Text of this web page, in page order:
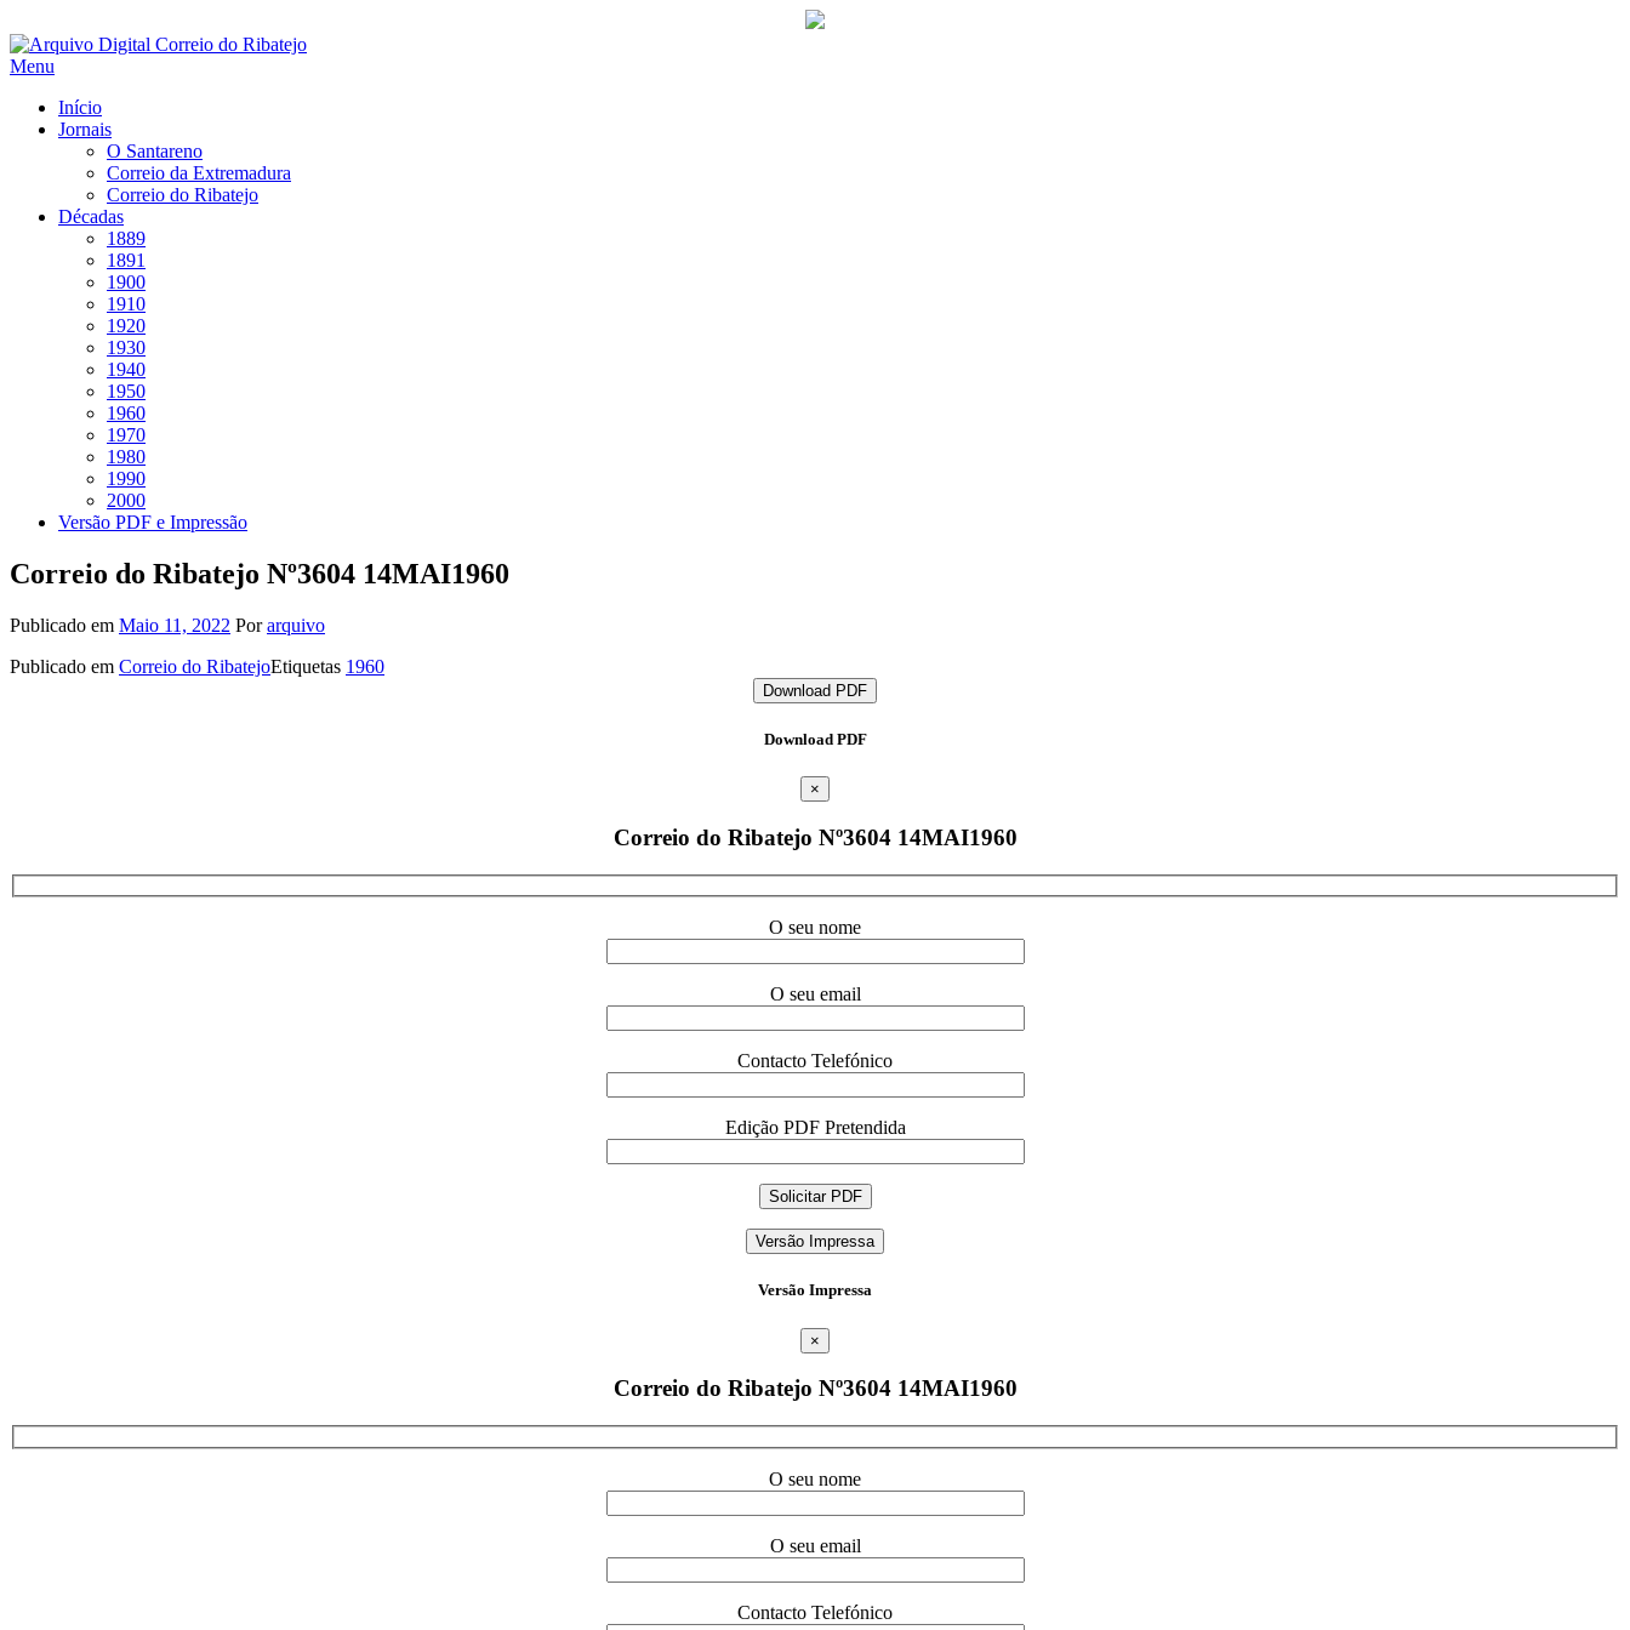
Saltar
para
Menu
Início
Jornais
O Santareno
Correio da Extremadura
Correio do Ribatejo
Décadas
1889
1891
1900
1910
1920
1930
1940
1950
1960
1970
1980
1990
2000
Versão PDF e Impressão
Correio do Ribatejo Nº3604 14MAI1960
Publicado em Maio 11, 2022 Porarquivo
Publicado em Correio do RibatejoEtiquetas 1960
Download PDF
Download PDF
×
Correio do Ribatejo Nº3604 14MAI1960
O seu nome
O seu email
Contacto Telefónico
Edição PDF Pretendida
Versão Impressa
Versão Impressa
×
Correio do Ribatejo Nº3604 14MAI1960
O seu nome
O seu email
Contacto Telefónico